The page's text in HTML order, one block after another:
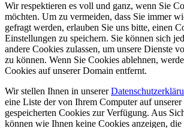
Wir respektieren es voll und ganz, wenn Sie
möchten. Um zu vermeiden, dass Sie immer
gefragt werden, erlauben Sie uns bitte, einen
Einstellungen zu speichern. Sie können sich
andere Cookies zulassen, um unsere Dienste
zu können. Wenn Sie Cookies ablehnen,
Cookies auf unserer Domain entfernt.
Wir stellen Ihnen in unserer
eine Liste der von Ihrem Computer auf
gespeicherten Cookies zur Verfügung. Aus
können wie Ihnen keine Cookies anzeigen, die